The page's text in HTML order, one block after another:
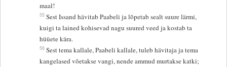
maal!
55 Sest Issand hävitab Paabeli ja lõpetab sealt suure lärmi,
kuigi ta lained kohisevad nagu suured veed ja kostab ta
hüüete kära.
56 Sest tema kallale, Paabeli kallale, tuleb hävitaja ja tema
kangelased võetakse vangi, nende ammud murtakse katki;